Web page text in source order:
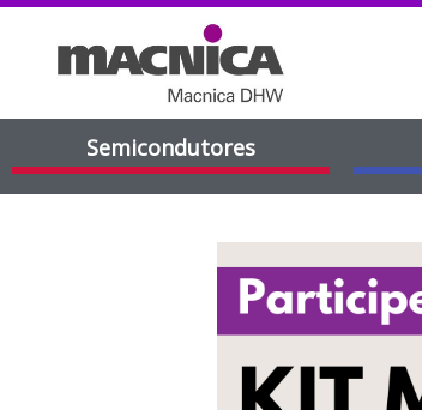
Semicondutores